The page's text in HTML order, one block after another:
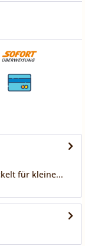
für kleine...